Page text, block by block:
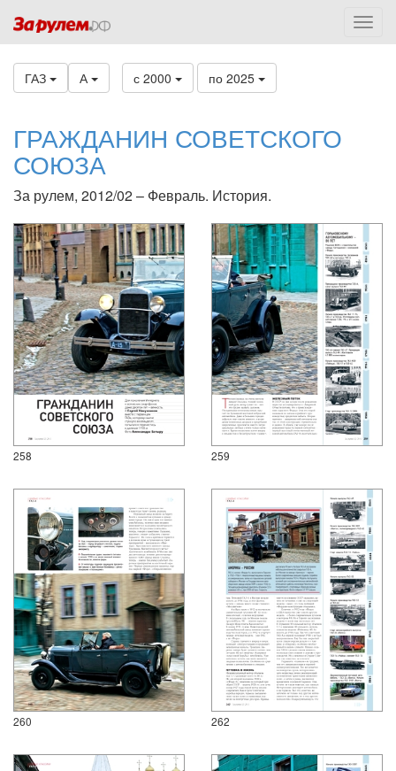
ГАЗ А с 2000 по 2025
ГРАЖДАНИН СОВЕТСКОГО
СОЮЗА
За рулем, 2012/02 – Февраль. История.
258 259
260 262